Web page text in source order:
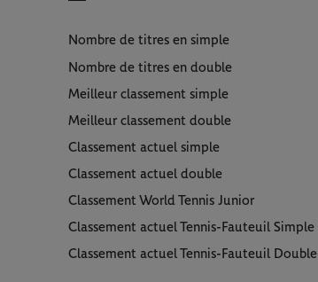
Nombre de titres en simple
Nombre de titres en double
Meilleur classement simple
Meilleur classement double
Classement actuel simple
Classement actuel double
Classement World Tennis Junior
Classement actuel Tennis-Fauteuil Simple
Classement actuel Tennis-Fauteuil Double